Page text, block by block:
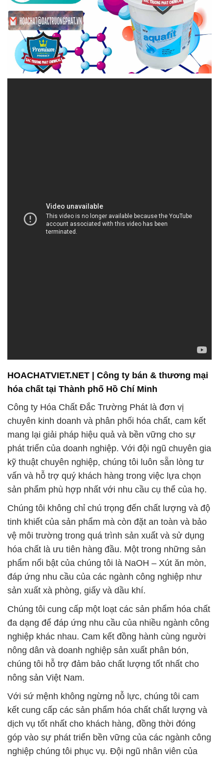
HOACHATVIET.NET | Công ty bán & thương mại
hóa chất tại Thành phố Hồ Chí Minh
Công ty Hóa Chất Đắc Trường Phát là đơn vị
chuyên kinh doanh và phân phối hóa chất, cam kết
mang lại giải pháp hiệu quả và bền vững cho sự
phát triển của doanh nghiệp. Với đội ngũ chuyên gia
kỹ thuật chuyên nghiệp, chúng tôi luôn sẵn lòng tư
vấn và hỗ trợ quý khách hàng trong việc lựa chọn
sản phẩm phù hợp nhất với nhu cầu cụ thể của họ.
Chúng tôi không chỉ chú trọng đến chất lượng và độ
tinh khiết của sản phẩm mà còn đặt an toàn và bảo
vệ môi trường trong quá trình sản xuất và sử dụng
hóa chất là ưu tiên hàng đầu. Một trong những sản
phẩm nổi bật của chúng tôi là NaOH – Xút ăn mòn,
đáp ứng nhu cầu của các ngành công nghiệp như
sản xuất xà phòng, giấy và dầu khí.
Chúng tôi cung cấp một loạt các sản phẩm hóa chất
đa dạng để đáp ứng nhu cầu của nhiều ngành công
nghiệp khác nhau. Cam kết đồng hành cùng người
nông dân và doanh nghiệp sản xuất phân bón,
chúng tôi hỗ trợ đảm bảo chất lượng tốt nhất cho
nông sản Việt Nam.
Với sứ mệnh không ngừng nỗ lực, chúng tôi cam
kết cung cấp các sản phẩm hóa chất chất lượng và
dịch vụ tốt nhất cho khách hàng, đồng thời đóng
góp vào sự phát triển bền vững của các ngành công
nghiệp chúng tôi phục vụ. Đội ngũ nhân viên của